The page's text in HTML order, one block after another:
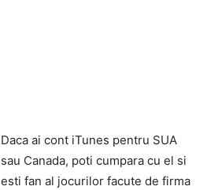
Daca ai cont iTunes pentru SUA
sau Canada, poti cumpara cu el si
esti fan al jocurilor facute de firma